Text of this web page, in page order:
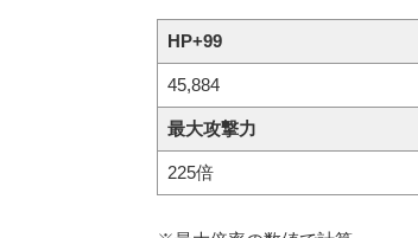
HP+99
45,884
最大攻撃力
225倍